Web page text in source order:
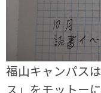
福山キャンパス
ス」をモットー